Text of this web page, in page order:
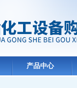
产品中心